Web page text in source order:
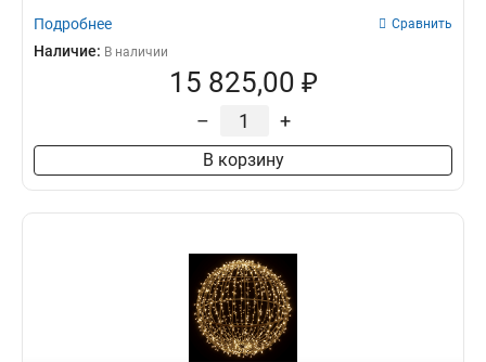
Подробнее Сравнить
Наличие: В наличии
15 825,00 ₽
– +
В корзину